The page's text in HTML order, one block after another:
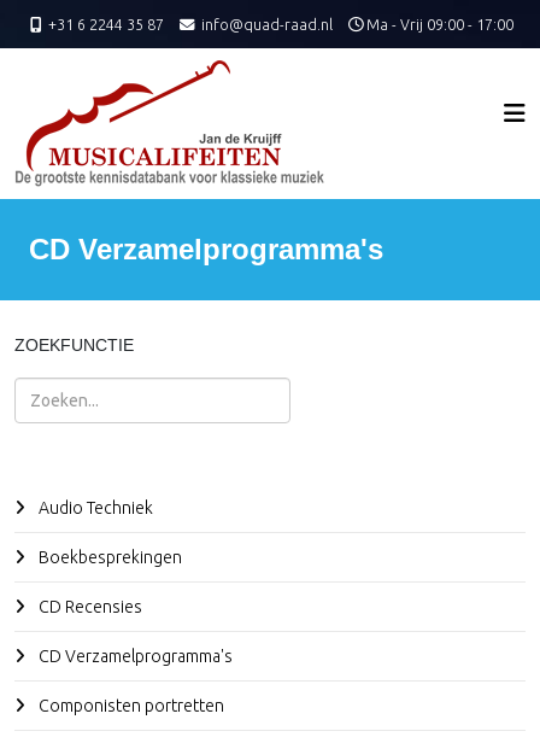
+31 6 2244 35 87 info@quad-raad.nl Ma - Vrij 09:00 - 17:00
CD Verzamelprogramma's
ZOEKFUNCTIE
Zoeken
Audio Techniek
Boekbesprekingen
CD Recensies
CD Verzamelprogramma's
Componisten portretten